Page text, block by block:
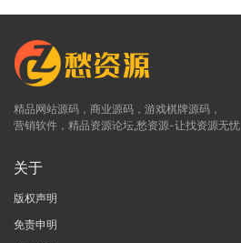
精品网站源码，商业源码，游戏棋牌源码，
营销软件，精品资源论坛,愁资源-让找资源无忧
关于
版权声明
免责申明